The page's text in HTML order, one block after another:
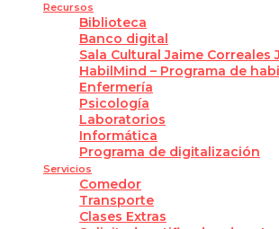
Recursos
Biblioteca
Banco digital
Sala Cultural Jaime Correales
HabilMind – Programa de
Enfermería
Psicología
Laboratorios
Informática
Programa de digitalización
Servicios
Comedor
Transporte
Clases Extras